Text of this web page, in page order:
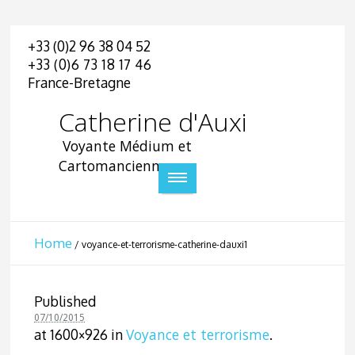
+33 (0)2 96 38 04 52
+33 (0)6 73 18 17 46
France-Bretagne
Catherine d'Auxi
Voyante Médium et
Cartomancienne
Home /voyance-et-terrorisme-catherine-dauxi1
Published
07/10/2015
at 1600×926 inVoyance et terrorisme.